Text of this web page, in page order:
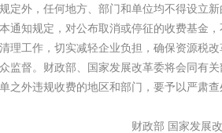
外，任何地方、部门和单位均不得设立新
知规定，对公布取消或停征的收费基金，
理工作，切实减轻企业负担，确保资源税
监督。财政部、国家发展改革委将会同有
之外违规收费的地区和部门，要予以严肃查
发展改革